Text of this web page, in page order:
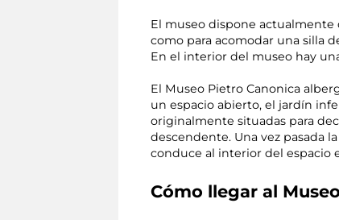
El museo dispone actualmente
como para acomodar una silla
En el interior del museo hay
El Museo Pietro Canonica
un espacio abierto, el jardín
originalmente situadas para
descendente. Una vez pasada
conduce al interior del espacio
Cómo llegar al